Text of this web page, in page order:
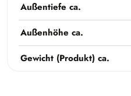
Außentiefe ca.
Außenhöhe ca.
Gewicht (Produkt) ca.